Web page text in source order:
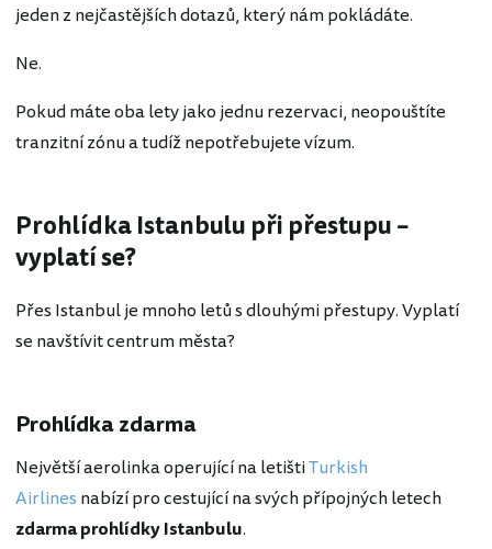
jeden z nejčastějších dotazů, který nám pokládáte.
Ne.
Pokud máte oba lety jako jednu rezervaci, neopouštíte
tranzitní zónu a tudíž nepotřebujete vízum.
Prohlídka Istanbulu při přestupu –
vyplatí se?
Přes Istanbul je mnoho letů s dlouhými přestupy. Vyplatí
se navštívit centrum města?
Prohlídka zdarma
Největší aerolinka operující na letištiTurkish
Airlines nabízí pro cestující na svých přípojných letech
zdarma prohlídky Istanbulu.